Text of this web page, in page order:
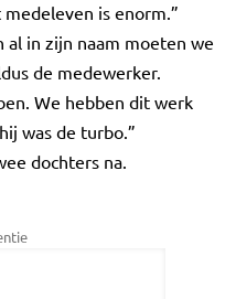
is enorm.”
al in zijn naam moeten we
de medewerker.
We hebben dit werk
was de turbo.”
dochters na.